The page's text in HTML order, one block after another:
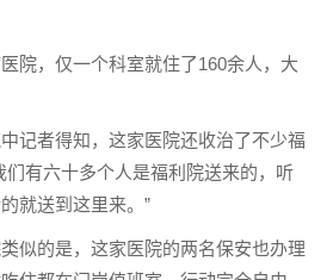
院，仅一个科室就住了160余人，大
记者得知，这家医院还收治了不少福
们有六十多个人是福利院送来的，听
就送到这里来。”
似的是，这家医院的两名保安也办理